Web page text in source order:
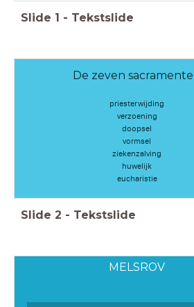
Slide 1 - Tekstslide
De zeven
priesterwijding
verzoening
doopsel
vormsel
ziekenzalving
huwelijk
eucharistie
Slide 2 - Tekstslide
MELSROV